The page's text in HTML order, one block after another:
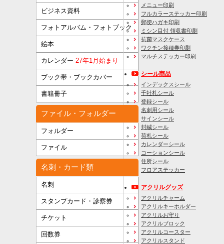
ビジネス資料
フォトアルバム・フォトブック
絵本
カレンダー 27年1月始まり
ブック帯・ブックカバー
書籍冊子
ファイル・フォルダー
フォルダー
ファイル
名刺・カード類
名刺
スタンプカード・診察券
チケット
回数券
メニュー印刷
フルカラーステッカー印刷
郵便ハガキ印刷
ミシン目付 領収書印刷
抗菌マスクケース
ワクチン接種券印刷
マルチステッカー印刷
シール商品
インデックスシール
千社札シール
登録シール
名刺用シール
サインシール
封緘シール
荷札シール
カレンダーシール
コーションシール
住所シール
フロアステッカー
アクリルグッズ
アクリルチャーム
アクリルキーホルダー
アクリルお守り
アクリルブロック
アクリルコースター
アクリルスタンド